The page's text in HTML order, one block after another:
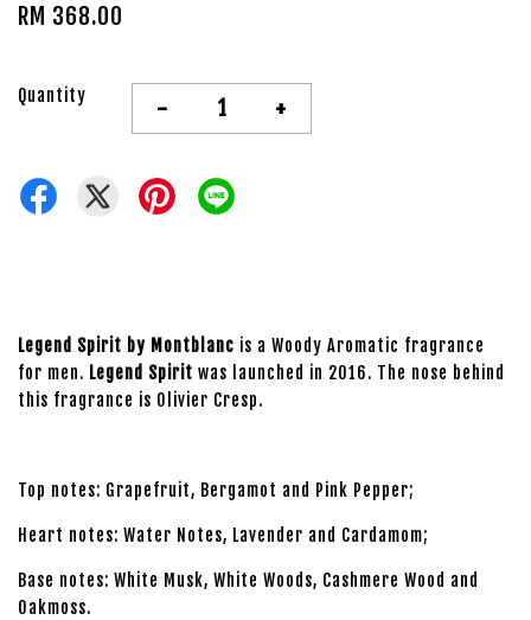
RM 368.00
Quantity - +
Legend Spirit by Montblanc is a Woody Aromatic fragrance
for men. Legend Spirit was launched in 2016. The nose behind
this fragrance is Olivier Cresp.
Top notes: Grapefruit, Bergamot and Pink Pepper;
Heart notes: Water Notes, Lavender and Cardamom;
Base notes: White Musk, White Woods, Cashmere Wood and
Oakmoss.